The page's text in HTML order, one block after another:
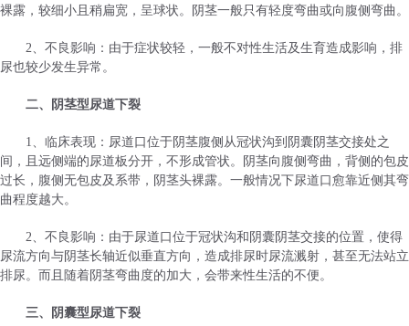
裸露，较细小且稍扁宽，呈球状。阴茎一般只有轻度弯曲或向腹侧弯曲。
2、不良影响：由于症状较轻，一般不对性生活及生育造成影响，排
尿也较少发生异常。
二、阴茎型尿道下裂
1、临床表现：尿道口位于阴茎腹侧从冠状沟到阴囊阴茎交接处之
间，且远侧端的尿道板分开，不形成管状。阴茎向腹侧弯曲，背侧的包皮
过长，腹侧无包皮及系带，阴茎头裸露。一般情况下尿道口愈靠近侧其弯
曲程度越大。
2、不良影响：由于尿道口位于冠状沟和阴囊阴茎交接的位置，使得
尿流方向与阴茎长轴近似垂直方向，造成排尿时尿流溅射，甚至无法站立
排尿。而且随着阴茎弯曲度的加大，会带来性生活的不便。
三、阴囊型尿道下裂